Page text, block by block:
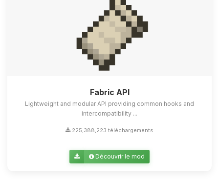
Fabric API
Lightweight and modular API providing common hooks and
intercompatibility ...
225,388,223 téléchargements
Découvrir le mod